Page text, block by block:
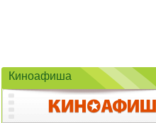
Киноафиша